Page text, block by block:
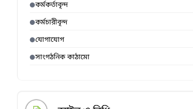
কর্মকর্তাবৃন্দ
কর্মচারীবৃন্দ
যোগাযোগ
সাংগঠনিক কাঠামো